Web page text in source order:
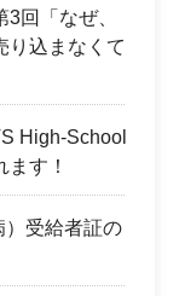
回「なぜ、
り込まなくて
High-School
す！
）受給者証の